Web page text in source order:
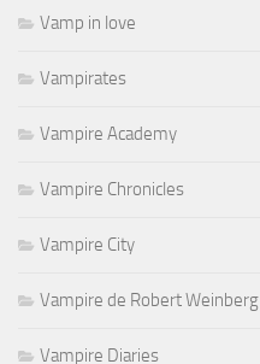
Vamp in love
Vampirates
Vampire Academy
Vampire Chronicles
Vampire City
Vampire de Robert Weinberg
Vampire Diaries